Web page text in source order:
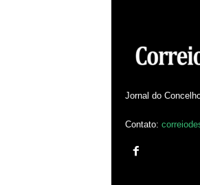
Jornal do
Contato: